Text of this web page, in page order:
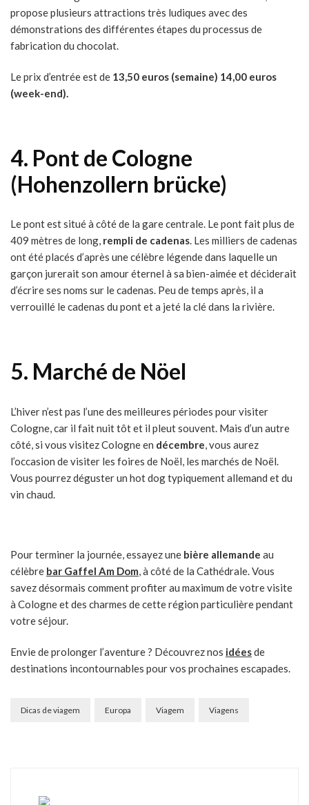
propose plusieurs attractions très ludiques avec des
démonstrations des différentes étapes du processus de
fabrication du chocolat.
Le prix d’entrée est de 13,50 euros (semaine) 14,00 euros
(week-end).
4. Pont de Cologne
(Hohenzollern brücke)
Le pont est situé à côté de la gare centrale. Le pont fait plus de
409 mètres de long, rempli de cadenas. Les milliers de cadenas
ont été placés d’après une célèbre légende dans laquelle un
garçon jurerait son amour éternel à sa bien-aimée et déciderait
d’écrire ses noms sur le cadenas. Peu de temps après, il a
verrouillé le cadenas du pont et a jeté la clé dans la rivière.
5. Marché de Nöel
L’hiver n’est pas l’une des meilleures périodes pour visiter
Cologne, car il fait nuit tôt et il pleut souvent. Mais d’un autre
côté, si vous visitez Cologne en décembre, vous aurez
l’occasion de visiter les foires de Noël, les marchés de Noël.
Vous pourrez déguster un hot dog typiquement allemand et du
vin chaud.
Pour terminer la journée, essayez une bière allemande au
célèbre bar Gaffel Am Dom, à côté de la Cathédrale. Vous
savez désormais comment profiter au maximum de votre visite
à Cologne et des charmes de cette région particulière pendant
votre séjour.
Envie de prolonger l’aventure ? Découvrez nos idéesde
destinations incontournables pour vos prochaines escapades.
Dicas de viagem Europa Viagem Viagens